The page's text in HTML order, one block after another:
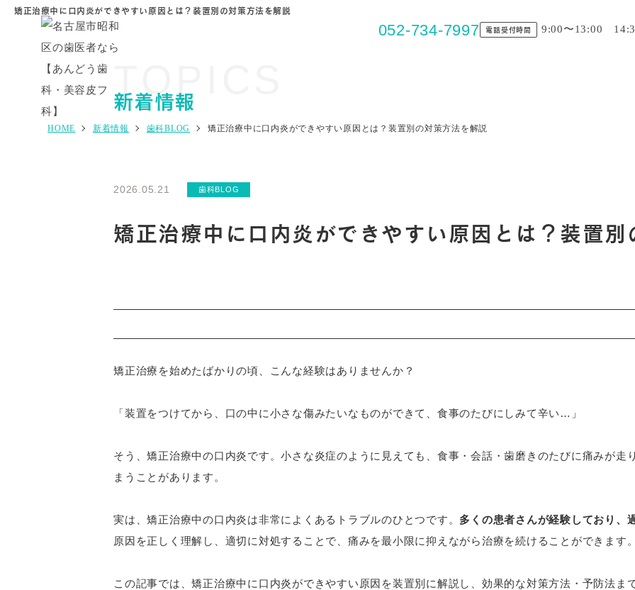
矯正治療中に口内炎ができやすい原因とは？装置別の対策方法を解説
052-734-7997 電話受付時間 9:00〜13:00
TOPICS
新着情報
HOME 新着情報 歯科BLOG 矯正治療中に口内炎ができやすい原因とは？装置別の対策方法を解説
2026.05.21 歯科BLOG
矯正治療中に口内炎ができやすい原因とは？装置
矯正治療を始めたばかりの頃、こんな経験はありませんか？
「装置をつけてから、口の中に小さな傷みたいなものができて、食事のたびにしみて辛い…」
そう、矯正治療中の口内炎です。小さな炎症のように見えても、食事・会話・歯磨きのたびに痛みが走
まうことがあります。
実は、矯正治療中の口内炎は非常によくあるトラブルのひとつです。 多くの患者さんが経験しており、
原因を正しく理解し、適切に対処することで、痛みを最小限に抑えながら治療を続けることができます
この記事では、矯正治療中に口内炎ができやすい原因を装置別に解説し、効果的な対策方法・予防法ま